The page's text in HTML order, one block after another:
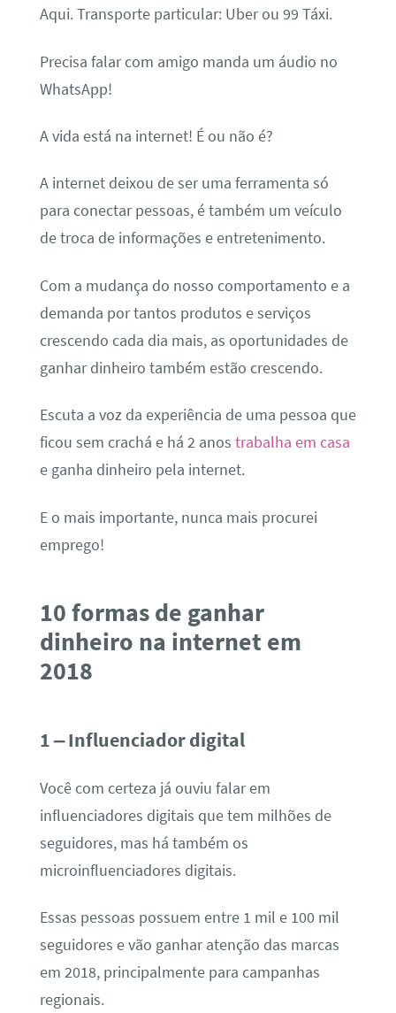
Aqui. Transporte particular: Uber ou 99 Táxi.
Precisa falar com amigo manda um áudio no
WhatsApp!
A vida está na internet! É ou não é?
A internet deixou de ser uma ferramenta só
para conectar pessoas, é também um veículo
de troca de informações e entretenimento.
Com a mudança do nosso comportamento e a
demanda por tantos produtos e serviços
crescendo cada dia mais, as oportunidades de
ganhar dinheiro também estão crescendo.
Escuta a voz da experiência de uma pessoa que
ficou sem crachá e há 2 anos trabalha em casa
e ganha dinheiro pela internet.
E o mais importante, nunca mais procurei
emprego!
10 formas de ganhar
dinheiro na internet em
2018
1 – Influenciador digital
Você com certeza já ouviu falar em
influenciadores digitais que tem milhões de
seguidores, mas há também os
microinfluenciadores digitais.
Essas pessoas possuem entre 1 mil e 100 mil
seguidores e vão ganhar atenção das marcas
em 2018, principalmente para campanhas
regionais.